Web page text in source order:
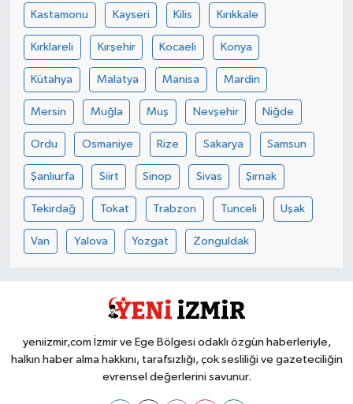
Kastamonu Kayseri Kilis Kırıkkale
Kırklareli Kırşehir Kocaeli Konya
Kütahya Malatya Manisa Mardin
Mersin Muğla Muş Nevşehir Niğde
Ordu Osmaniye Rize Sakarya Samsun
Şanlıurfa Siirt Sinop Sivas Şırnak
Tekirdağ Tokat Trabzon Tunceli Uşak
Van Yalova Yozgat Zonguldak
yeniizmir,com İzmir ve Ege Bölgesi odaklı özgün haberleriyle,
halkın haber alma hakkını, tarafsızlığı, çok sesliliği ve gazeteciliğin
evrensel değerlerini savunur.